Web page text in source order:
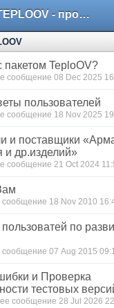
TEPLOOV - программный комплекс для расчёта систем отопления и вентиляции
пакетом TeploOV?
сообщение 08 Dec 2025
пользователей
сообщение 18 Nov 2025
и поставщики
и др.изделий»
сообщение 21 Oct 2024
сообщение 18 Nov 2010
по
сообщение 07 Aug 2015
и Проверка
тестовых
сообщение 28 Jul 2026